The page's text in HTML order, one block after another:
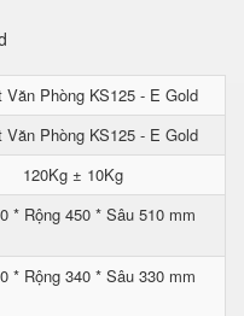
Văn Phòng KS125 - E Gold
Văn Phòng KS125 - E Gold
120Kg ± 10Kg
* Rộng 450 * Sâu 510 mm
* Rộng 340 * Sâu 330 mm